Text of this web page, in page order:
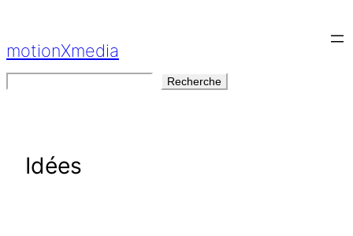
contenu
motionXmedia
Recherche
Idées